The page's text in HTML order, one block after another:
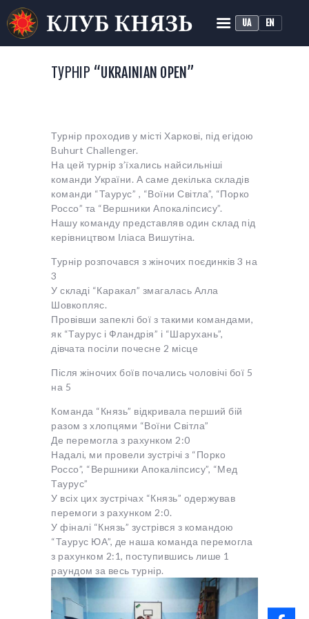
UA EN
КЛУБ ІСТОРИЧНОЇ
РЕКОНСТРУКЦІЇ «КНЯЗЬ»
ПРО КЛУБ
ТРЕНУВАННЯ
НОВИНИ
МЕДІА
ТУРНІР “UKRAINIAN OPEN”
Турнір проходив у місті Харкові, під егідою
Buhurt Challenger.
На цей турнір з’їхались найсильніші
команди України. А саме декілька складів
команди “Таурус” , “Воїни Світла”, “Порко
Россо” та “Вершники Апокаліпсису”.
Нашу команду представляв один склад під
керівництвом Іліаса Вишутіна.
Турнір розпочався з жіночих поєдинків 3 на
3
У складі “Каракал” змагалась Алла
Шовкопляс.
Провівши запеклі бої з такими командами,
як “Таурус і Фландрія” і “Шарухань”,
дівчата посіли почесне 2 місце
Після жіночих боїв почались чоловічі бої 5
на 5
Команда “Князь” відкривала перший бій
разом з хлопцями “Воїни Світла”
Де перемогла з рахунком 2:0
Надалі, ми провели зустрічі з “Порко
Россо”, “Вершники Апокаліпсису”, “Мед
Таурус”
У всіх цих зустрічах “Князь” одержував
перемоги з рахунком 2:0.
У фіналі “Князь” зустрівся з командою
“Таурус ЮА”, де наша команда перемогла
з рахунком 2:1, поступившись лише 1
раундом за весь турнір.